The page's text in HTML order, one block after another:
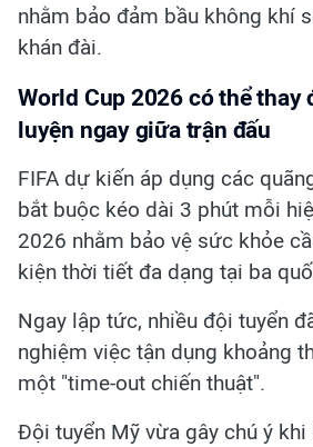
nhằm bảo đảm bầu không khí
khán đài.
World Cup 2026 có thể thay
luyện ngay giữa trận đấu
FIFA dự kiến áp dụng các
bắt buộc kéo dài 3 phút mỗi
2026 nhằm bảo vệ sức khỏe
kiện thời tiết đa dạng tại ba
Ngay lập tức, nhiều đội tuyển
nghiệm việc tận dụng khoảng
một "time-out chiến thuật".
Đội tuyển Mỹ vừa gây chú ý khi